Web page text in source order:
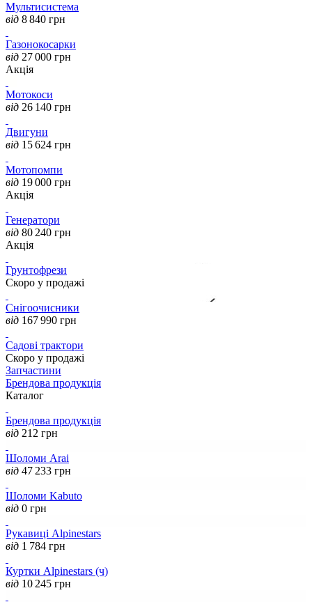
Мультисистема
від 8 840 грн
Газонокосарки
від 27 000 грн
Акція
Мотокоси
від 26 140 грн
Двигуни
від 15 624 грн
Мотопомпи
від 19 000 грн
Акція
Генератори
від 80 240 грн
Акція
Грунтофрези
Скоро у продажі
Снігоочисники
від 167 990 грн
Садові трактори
Скоро у продажі
Запчастини
Брендова продукція
Каталог
Брендова продукція
від 212 грн
Шоломи Arai
від 47 233 грн
Шоломи Kabuto
від 0 грн
Рукавиці Alpinestars
від 1 784 грн
Куртки Alpinestars (ч)
від 10 245 грн